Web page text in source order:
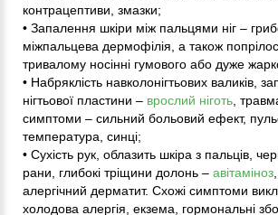
контрацептиви, змазки;
• Запалення шкіри між пальцями ніг –
міжпальцева дермофілія, а також
тривалому носінні гумового або дуже
• Набряклість навколонігтьових валиків,
нігтьової пластини – врослий ніготь ,
симптоми – сильний больовий ефект,
температура, синці;
• Сухість рук, облазить шкіра з пальців,
рани, глибокі тріщини долонь – авітаміноз
алергічний дерматит. Схожі симптоми
холодова алергія, екзема, гормональні